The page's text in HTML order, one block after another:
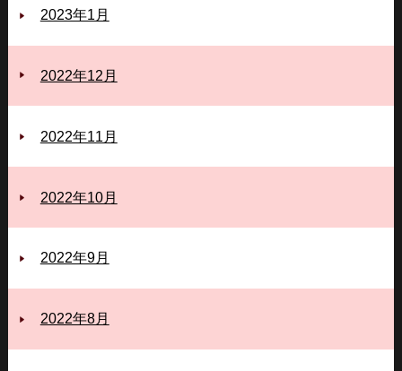
2023年1月
2022年12月
2022年11月
2022年10月
2022年9月
2022年8月